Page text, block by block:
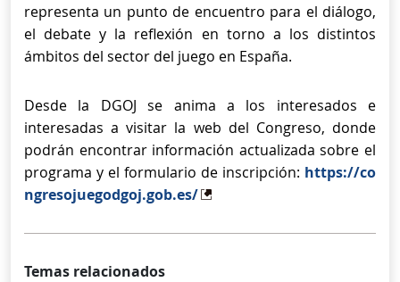
representa un punto de encuentro para el diálogo,
el debate y la reflexión en torno a los distintos
ámbitos del sector del juego en España.
Desde la DGOJ se anima a los interesados e
interesadas a visitar la web del Congreso, donde
podrán encontrar información actualizada sobre el
programa y el formulario de inscripción: https://co
ngresojuegodgoj.gob.es/
Temas relacionados